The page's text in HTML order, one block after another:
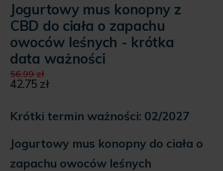
Jogurtowy mus konopny z
CBD do ciała o zapachu
owoców leśnych - krótka
data ważności
56.99zł
cena
42.75 zł
wynosi:
Krótki termin ważności: 02/2027
Jogurtowy mus konopny do ciała o
zapachu owoców leśnych